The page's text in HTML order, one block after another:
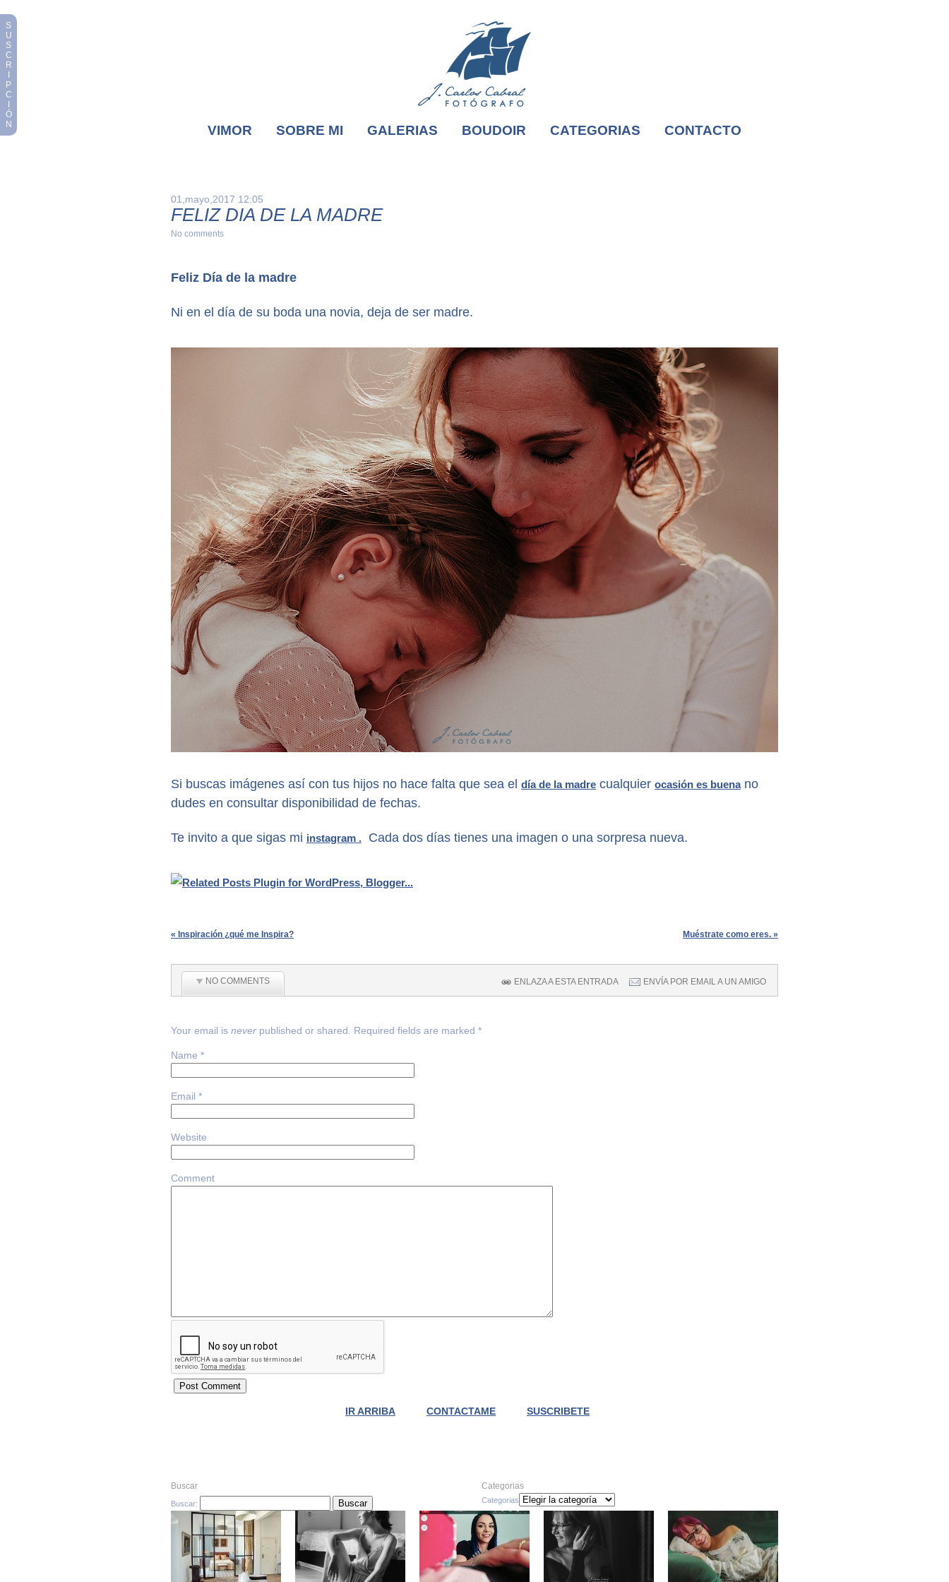
VIMOR SOBRE MI GALERIAS BOUDOIR CATEGORIAS CONTACTO
01,mayo,2017 12:05
FELIZ DIA DE LA MADRE
No comments
Feliz Día de la madre
Ni en el día de su boda una novia, deja de ser madre.
Si buscas imágenes así con tus hijos no hace falta que sea el día de la madre cualquier ocasión es buenano
dudes en consultar disponibilidad de fechas.
Te invito a que sigas mi instagram . Cada dos días tienes una imagen o una sorpresa nueva.
« Inspiración ¿qué me Inspira? Muéstrate como eres. »
NO COMMENTS ENLAZA A ESTA ENTRADA ENVÍA POR EMAIL A UN AMIGO
Your email is never published or shared. Required fields are marked *
Name *
Email *
Website
Comment
IR ARRIBA CONTACTAME SUSCRIBETE
Buscar
Buscar:
Categorias
Categorias
S
U
S
C
R
P
C
Ó
N